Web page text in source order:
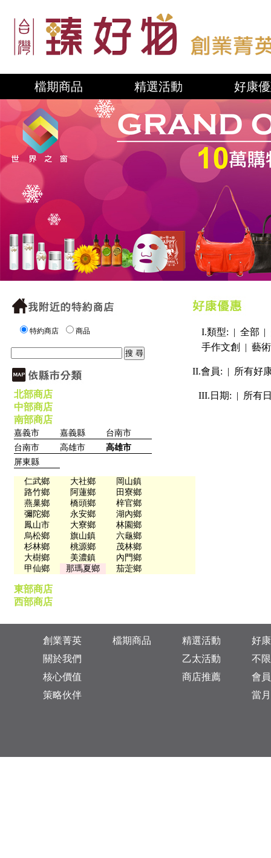
檔期商品 精選活動 好康
特約商店 商品
北部商店
中部商店
南部商店
嘉義市 嘉義縣
台南市
台南市
高雄市
高雄市
屏東縣
仁武鄉 大社鄉
岡山鎮
路竹鄉
阿蓮鄉
田寮鄉
燕巢鄉
橋頭鄉
梓官鄉
彌陀鄉
永安鄉
湖內鄉
鳳山市
大寮鄉
林園鄉
烏松鄉
旗山鎮
六龜鄉
杉林鄉
桃源鄉
茂林鄉
大樹鄉
美濃鎮
內門鄉
甲仙鄉
那瑪夏鄉 茄萣鄉
東部商店
西部商店
I.類型: | 全部 |
手作文創
| 藝
II.會員: | 所有好
III.日期: | 所有
創業菁英
關於我們
核心價值
策略伙伴
檔期商品
精選活動
乙太活動
商店推薦
好
不
會
當